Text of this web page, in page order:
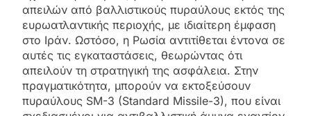
απειλών από βαλλιστικούς πυραύλους εκτός της
ευρωατλαντικής περιοχής, με ιδιαίτερη έμφαση
στο Ιράν. Ωστόσο, η Ρωσία αντιτίθεται έντονα σε
αυτές τις εγκαταστάσεις, θεωρώντας ότι
απειλούν τη στρατηγική της ασφάλεια. Στην
πραγματικότητα, μπορούν να εκτοξεύσουν
πυραύλους SM-3 (Standard Missile-3), που είναι